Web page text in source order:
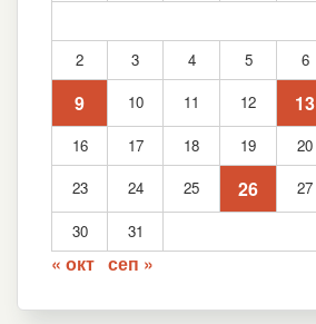
2
3 4 5 6
9 10 11 12 13
16 17 18 19 20
23
24 25 26 27
30 31
« окт сеп »